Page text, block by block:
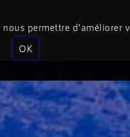
permettre d’améliorer
OK